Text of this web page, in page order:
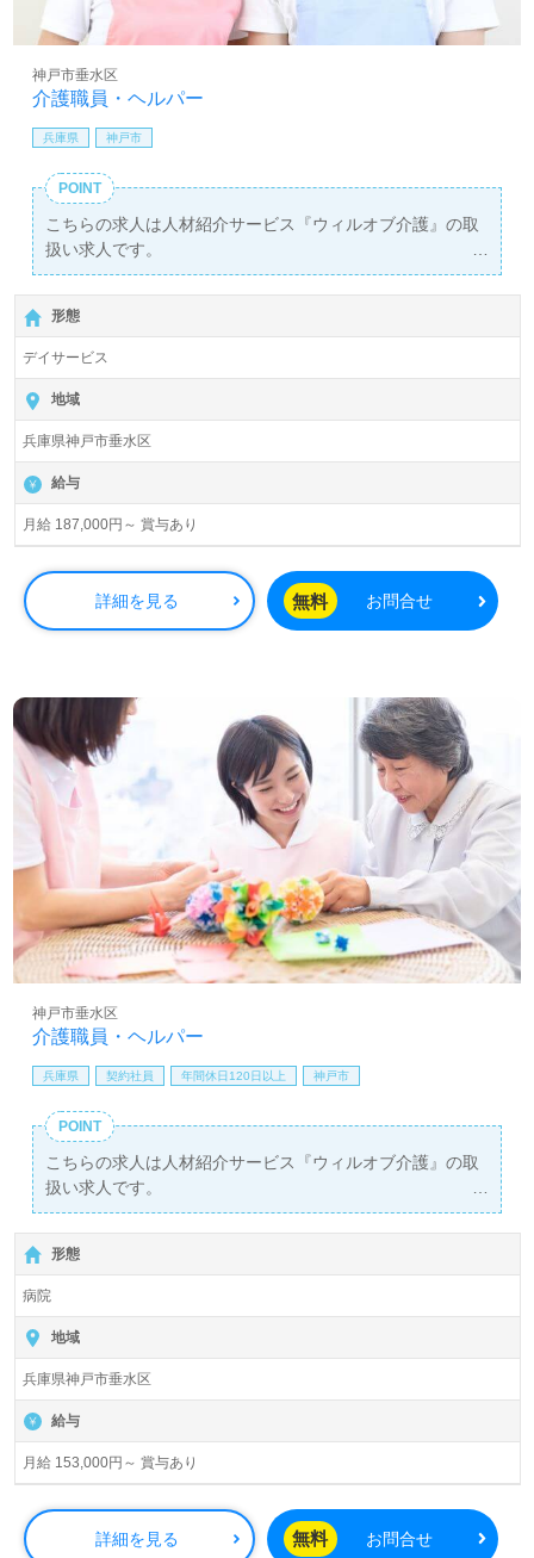
願いします。
しは【ウィルオブ介護】＊求人情報収集、将来的に検討の
方も遠慮なく＊
LINE、メール、お電話などご希望に応じてお問い合わせ/ご
料サービスをご利用いただけます。＜非公開求人も取扱い
あり！＞"転職支援"のプロと一緒に転職活動！お問い合わ
せお待ちしております。
介護職員・ヘルパー
神戸市垂水区
兵庫県 神戸市
POINT
こちらの求人は人材紹介サービス『ウィルオブ介護』の取
扱い求人です。
詳細に関してお気軽にご相談ください♪
【無料】で皆さんの転職活動をサポートいたします。
形態
デイサービス
地域
兵庫県神戸市垂水区
給与
月給 187,000円～ 賞与あり
詳細を見る 無料 お問合せ
介護職員・ヘルパー
神戸市垂水区
兵庫県 契約社員 年間休日120日以上 神戸市
POINT
こちらの求人は人材紹介サービス『ウィルオブ介護』の取
扱い求人です。
詳細に関してお気軽にご相談ください♪
【無料】で皆さんの転職活動をサポートいたします。
形態
病院
地域
兵庫県神戸市垂水区
給与
月給 153,000円～ 賞与あり
詳細を見る 無料 お問合せ